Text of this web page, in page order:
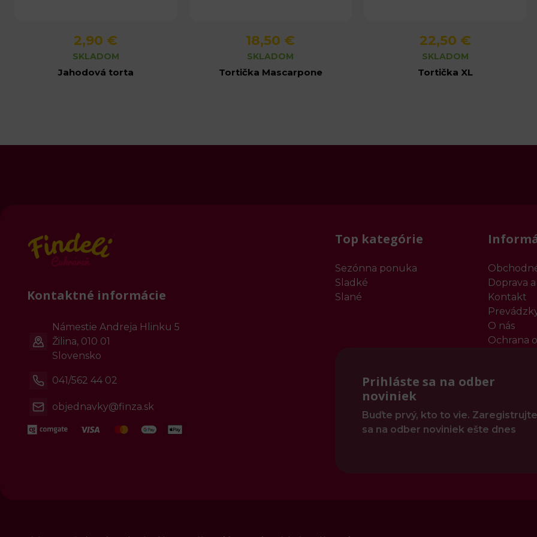
Detail produktu
2,90 €
SKLADOM
Jahodová torta
Detail produktu
18,50 €
SKLADOM
Tortička Mascarpone
Detail produktu
22,50 €
SKLADOM
Tortička XL
Kontaktné informácie
Námestie Andreja Hlinku 5
Žilina, 010 01
Slovensko
041/562 44 02
objednavky@finza.sk
Top kategórie
Sezónna ponuka
Sladké
Slané
Doprava
Kontakt
O nás
Ochrana
Prihláste sa na odber
noviniek
Buďte prvý, kto to vie. Zaregistrujte
sa na odber noviniek ešte dnes